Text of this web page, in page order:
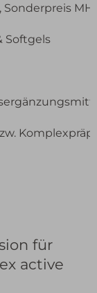
Sonderpreis
Softgels
für
active